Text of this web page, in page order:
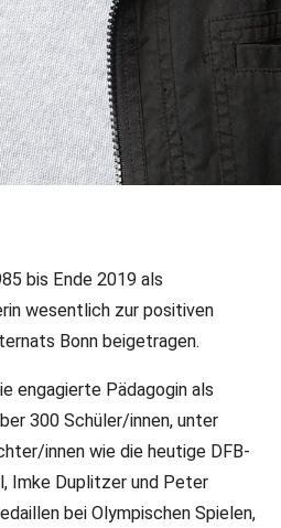
Biermann
wir Abschied von unserer
im Alter von nur 67 Jahren
bis Ende 2019 als
wesentlich zur positiven
Bonn beigetragen.
engagierte Pädagogin als
300 Schüler/innen, unter
innen wie die heutige DFB-
Imke Duplitzer und Peter
bei Olympischen Spielen,